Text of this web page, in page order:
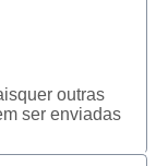
outras
ser enviadas